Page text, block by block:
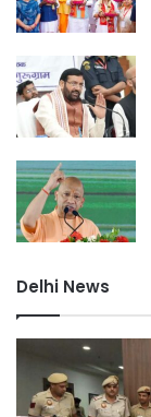
Delhi News
होगी